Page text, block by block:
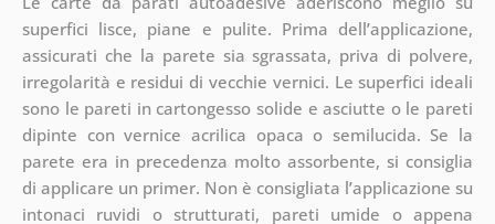
superfici lisce, piane e pulite. Prima dell’applicazione,
assicurati che la parete sia sgrassata, priva di polvere,
irregolarità e residui di vecchie vernici. Le superfici ideali
sono le pareti in cartongesso solide e asciutte o le pareti
dipinte con vernice acrilica opaca o semilucida. Se la
parete era in precedenza molto assorbente, si consiglia
di applicare un primer. Non è consigliata l’applicazione su
intonaci ruvidi o strutturati, pareti umide o appena